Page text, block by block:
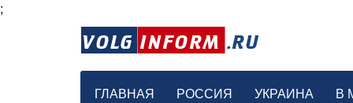
;
ГЛАВНАЯ РОССИЯ УКРАИНА В